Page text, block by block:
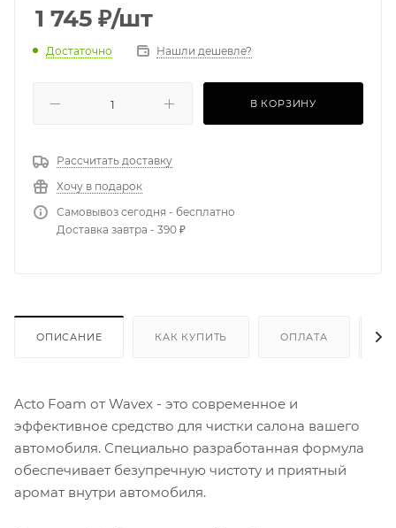
1 745 ₽/шт
Достаточно Нашли дешевле?
В КОРЗИНУ
Рассчитать доставку
Хочу в подарок
Самовывоз сегодня - бесплатно
Доставка завтра - 390 ₽
ОПИСАНИЕ КАК КУПИТЬ ОПЛАТА
Acto Foam от Wavex - это современное и
эффективное средство для чистки салона вашего
автомобиля. Специально разработанная формула
обеспечивает безупречную чистоту и приятный
аромат внутри автомобиля.